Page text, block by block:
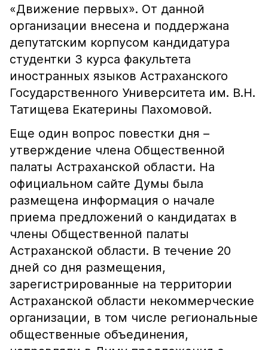
«Движение первых». От данной
организации внесена и поддержана
депутатским корпусом кандидатура
студентки 3 курса факультета
иностранных языков Астраханского
Государственного Университета им. В.Н.
Татищева Екатерины Пахомовой.
Еще один вопрос повестки дня –
утверждение члена Общественной
палаты Астраханской области. На
официальном сайте Думы была
размещена информация о начале
приема предложений о кандидатах в
члены Общественной палаты
Астраханской области. В течение 20
дней со дня размещения,
зарегистрированные на территории
Астраханской области некоммерческие
организации, в том числе региональные
общественные объединения,